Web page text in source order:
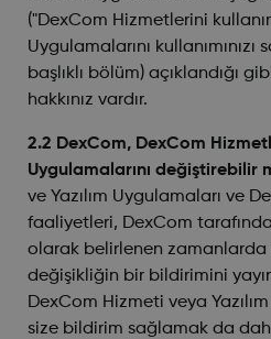
("DexCom Hizmetlerini
Uygulamalarını
başlıklı bölüm) açıklandığı
hakkınız vardır.
2.2 DexCom, DexCom
Uygulamalarını değiştirebilir
ve Yazılım Uygulamaları ve
faaliyetleri, DexCom
olarak belirlenen zamanlarda
değişikliğin bir bildirimini
DexCom Hizmeti veya
size bildirim sağlamak da